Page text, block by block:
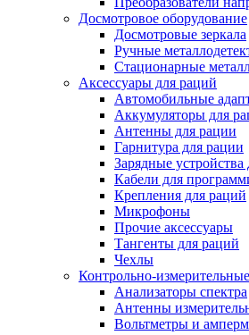
Досмотровое оборудование
Досмотровые зеркала
Ручные
Стационарные
Аксессуары для раций
Автомобильные
Аккумуляторы для
Антенны для рации
Гарнитура для рации
Зарядные устройства
Кабели для
Крепления для раций
Микрофоны
Прочие аксессуары
Тангенты для раций
Чехлы
Контрольно-
Анализаторы спектра
Антенны
Вольтметры и